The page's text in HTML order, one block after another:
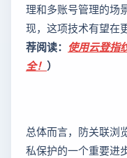
理和多账号管理的场
现，这项技术有望在
荐阅读： 使用云登指
全！ ）
总体而言，防关联浏
私保护的一个重要进